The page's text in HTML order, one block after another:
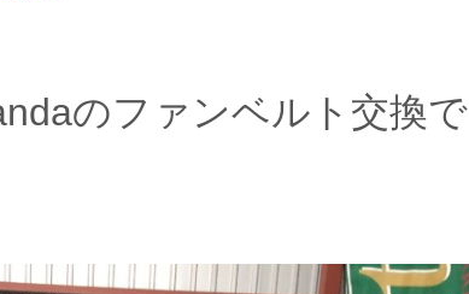
のファンベルト交換で